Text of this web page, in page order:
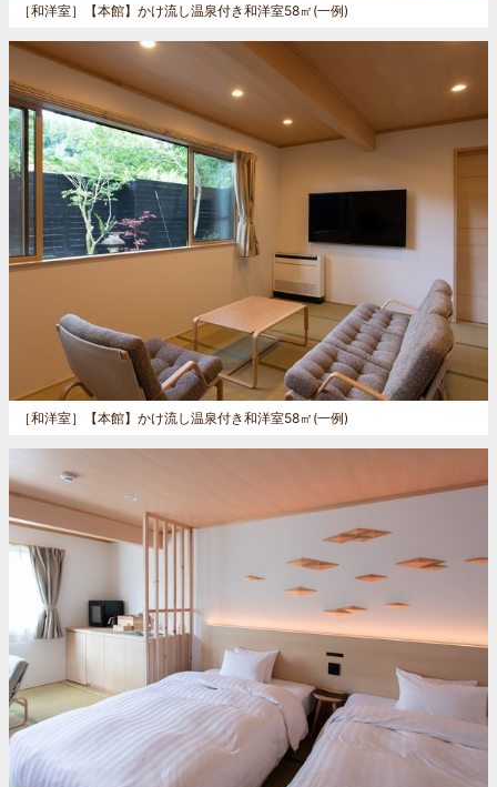
［和洋室］ 【本館】かけ流し温泉付き和洋室58㎡(一例)
［和洋室］ 【本館】かけ流し温泉付き和洋室58㎡(一例)